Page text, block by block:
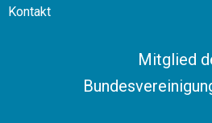
Kontakt
Mitglied